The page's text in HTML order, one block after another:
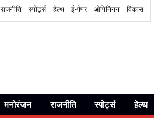
राजनीति स्पोर्ट्स हेल्थ ई-पेपर ओपिनियन विकास
मनोरंजन राजनीति स्पोर्ट्स हेल्थ